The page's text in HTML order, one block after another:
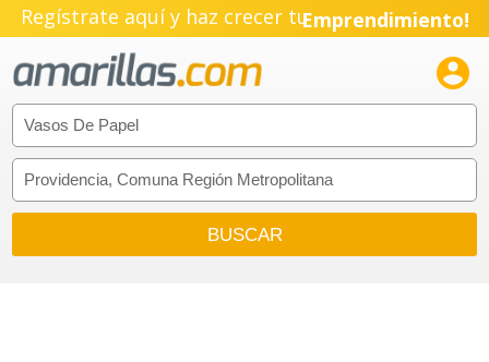
Regístrate aquí y haz crecer tuEmprendimiento!
